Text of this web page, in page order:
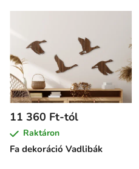
Fa dekoráció Vadlibák
11 360 Ft-tól
Raktáron